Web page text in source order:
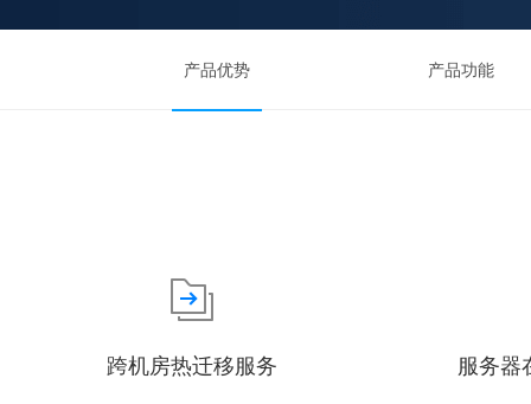
产品优势 产品功能
跨机房热迁移服务 服务器